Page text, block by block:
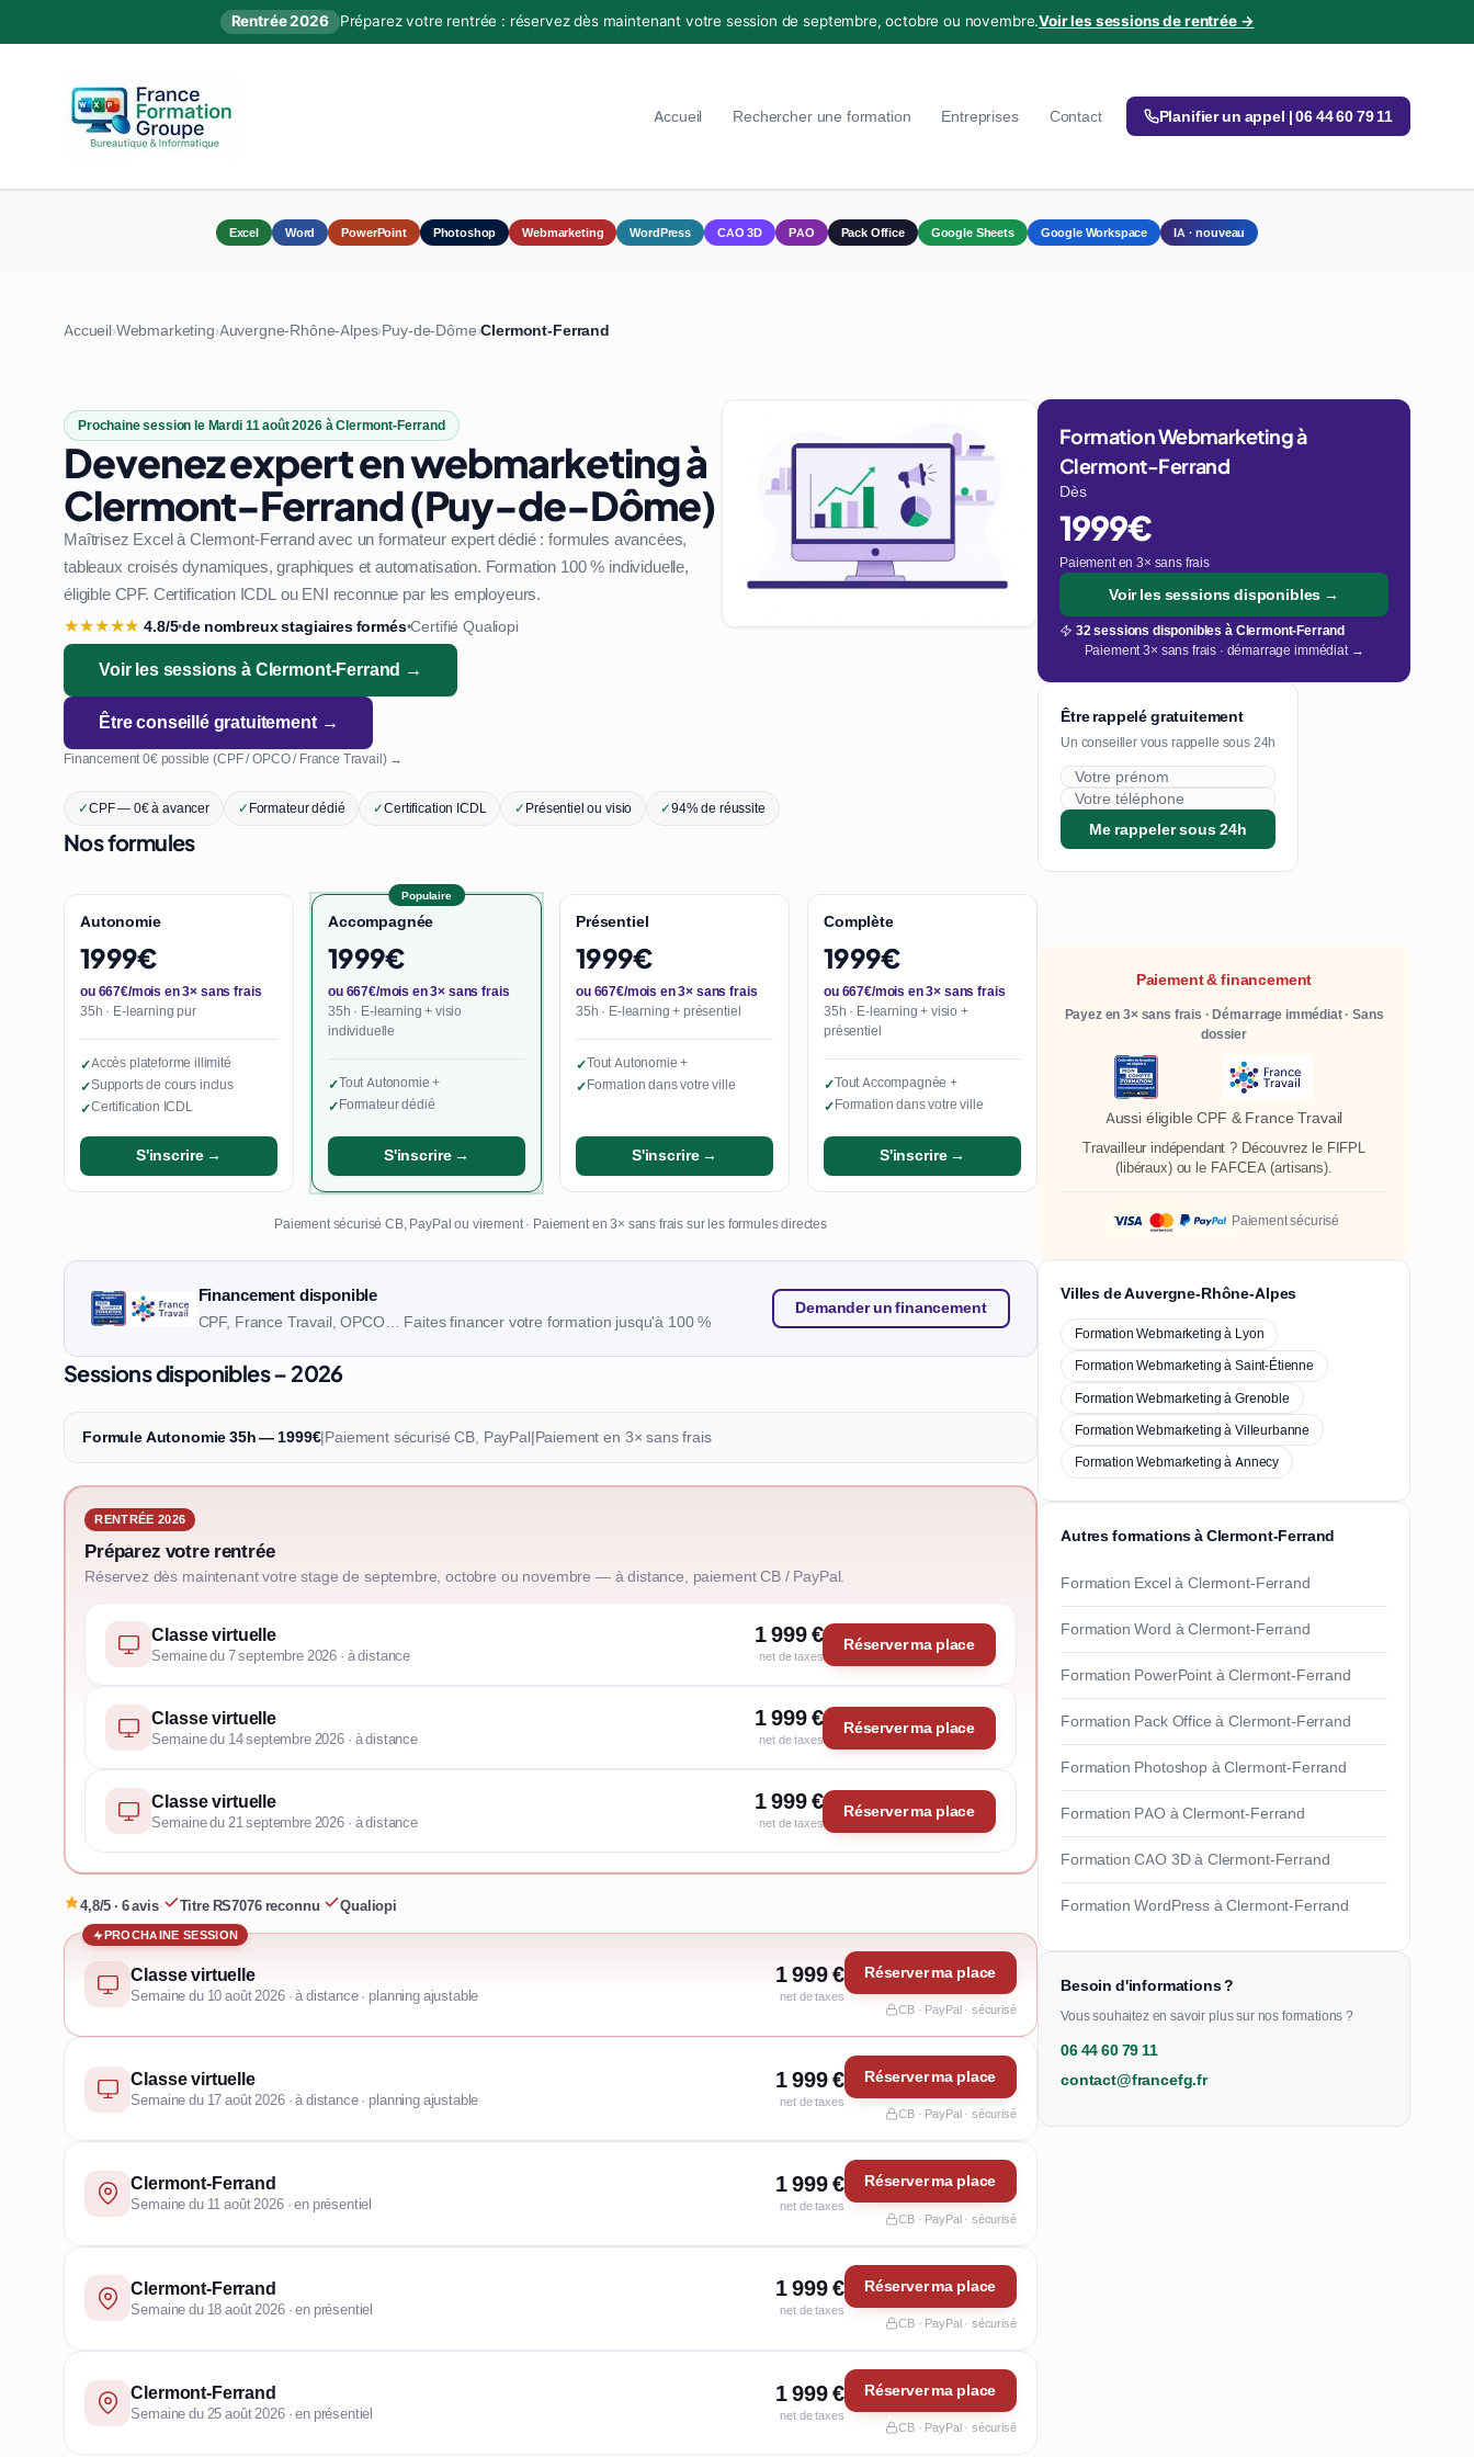
Rentrée 2026 Préparez votre rentrée : réservez dès maintenant votre session de septembre, octobre ou novembre.Voir les sessions de rentrée →
Accueil Rechercher une formation Entreprises Contact Planifier un appel | 06 44 60 79 11
Excel Word PowerPoint Photoshop Webmarketing WordPress CAO 3D PAO Pack Office Google Sheets Google Workspace IA · nouveau
Accueil›Webmarketing›Auvergne-Rhône-Alpes›Puy-de-Dôme›Clermont-Ferrand
Prochaine session le Mardi 11 août 2026 à Clermont-Ferrand
Devenez expert en webmarketing à
Clermont-Ferrand (Puy-de-Dôme)
Maîtrisez Excel à Clermont-Ferrand avec un formateur expert dédié : formules avancées,
tableaux croisés dynamiques, graphiques et automatisation. Formation 100 % individuelle,
éligible CPF. Certification ICDL ou ENI reconnue par les employeurs.
★★★★★ 4.8/5•de nombreux stagiaires formés•Certifié Qualiopi
Voir les sessions à Clermont-Ferrand →
Être conseillé gratuitement →
Financement 0€ possible (CPF / OPCO / France Travail) →
✓CPF — 0€ à avancer ✓Formateur dédié ✓Certification ICDL ✓Présentiel ou visio ✓94% de réussite
Nos formules
Autonomie
1999€
ou 667€/mois en 3× sans frais
35h · E-learning pur
✓Accès plateforme illimité
✓Supports de cours inclus
✓Certification ICDL
S'inscrire →
Populaire
Accompagnée
1999€
ou 667€/mois en 3× sans frais
35h · E-learning + visio
individuelle
✓Tout Autonomie +
✓Formateur dédié
S'inscrire →
Présentiel
1999€
ou 667€/mois en 3× sans frais
35h · E-learning + présentiel
✓Tout Autonomie +
✓Formation dans votre ville
S'inscrire →
Complète
1999€
ou 667€/mois en 3× sans frais
35h · E-learning + visio +
présentiel
✓Tout Accompagnée +
✓Formation dans votre ville
S'inscrire →
Paiement sécurisé CB, PayPal ou virement · Paiement en 3× sans frais sur les formules directes
Financement disponible
CPF, France Travail, OPCO… Faites financer votre formation jusqu'à 100 %
Demander un financement
Sessions disponibles – 2026
Formule Autonomie 35h — 1999€|Paiement sécurisé CB, PayPal|Paiement en 3× sans frais
RENTRÉE 2026
Préparez votre rentrée
Réservez dès maintenant votre stage de septembre, octobre ou novembre — à distance, paiement CB / PayPal.
Classe virtuelle
Semaine du 7 septembre 2026 · à distance
1 999 €
net de taxes
Réserver ma place
Classe virtuelle
Semaine du 14 septembre 2026 · à distance
1 999 €
net de taxes
Réserver ma place
Classe virtuelle
Semaine du 21 septembre 2026 · à distance
1 999 €
net de taxes
Réserver ma place
4,8/5 · 6 avis· Titre RS7076 reconnu· Qualiopi
PROCHAINE SESSION
Classe virtuelle
Semaine du 10 août 2026 · à distance · planning ajustable
1 999 €
net de taxes
Réserver ma place
CB · PayPal · sécurisé
Classe virtuelle
Semaine du 17 août 2026 · à distance · planning ajustable
1 999 €
net de taxes
Réserver ma place
CB · PayPal · sécurisé
Clermont-Ferrand
Semaine du 11 août 2026 · en présentiel
1 999 €
net de taxes
Réserver ma place
CB · PayPal · sécurisé
Clermont-Ferrand
Semaine du 18 août 2026 · en présentiel
1 999 €
net de taxes
Réserver ma place
CB · PayPal · sécurisé
Clermont-Ferrand
Semaine du 25 août 2026 · en présentiel
1 999 €
net de taxes
Réserver ma place
CB · PayPal · sécurisé
Formation Webmarketing à
Clermont-Ferrand
Dès
1999€
Paiement en 3× sans frais
Voir les sessions disponibles →
32 sessions disponibles à Clermont-Ferrand
Paiement 3× sans frais · démarrage immédiat →
Être rappelé gratuitement
Un conseiller vous rappelle sous 24h
Me rappeler sous 24h
Paiement & financement
Payez en 3× sans frais · Démarrage immédiat · Sans
dossier
Aussi éligible CPF & France Travail
Travailleur indépendant ? Découvrez le FIFPL
(libéraux) ou le FAFCEA (artisans).
Paiement sécurisé
Villes de Auvergne-Rhône-Alpes
Formation Webmarketing à Lyon
Formation Webmarketing à Saint-Étienne
Formation Webmarketing à Grenoble
Formation Webmarketing à Villeurbanne
Formation Webmarketing à Annecy
Autres formations à Clermont-Ferrand
Formation Excel à Clermont-Ferrand
Formation Word à Clermont-Ferrand
Formation PowerPoint à Clermont-Ferrand
Formation Pack Office à Clermont-Ferrand
Formation Photoshop à Clermont-Ferrand
Formation PAO à Clermont-Ferrand
Formation CAO 3D à Clermont-Ferrand
Formation WordPress à Clermont-Ferrand
Besoin d'informations ?
Vous souhaitez en savoir plus sur nos formations ?
06 44 60 79 11
contact@francefg.fr